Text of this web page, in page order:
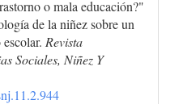
o mala educación?"
de la niñez sobre un
Revista
Sociales, Niñez Y